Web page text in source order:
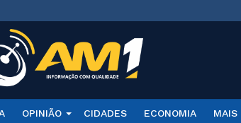
OPINIÃO CIDADES ECONOMIA MAIS